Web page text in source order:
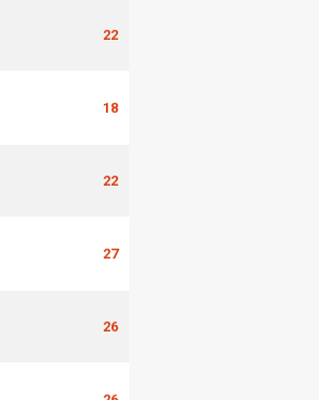
22
18
22
27
26